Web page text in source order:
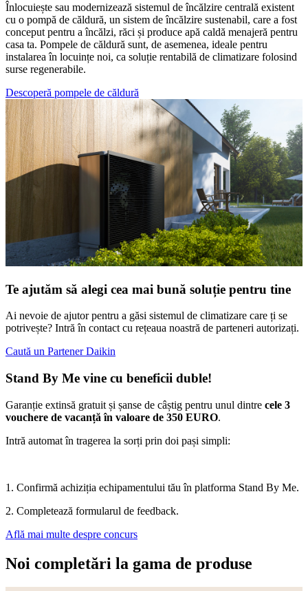
Înlocuiește sau modernizează sistemul de încălzire centrală existent
cu o pompă de căldură, un sistem de încălzire sustenabil, care a fost
conceput pentru a încălzi, răci și produce apă caldă menajeră pentru
casa ta. Pompele de căldură sunt, de asemenea, ideale pentru
instalarea în locuințe noi, ca soluție rentabilă de climatizare folosind
surse regenerabile.
Descoperă pompele de căldură
Te ajutăm să alegi cea mai bună soluție pentru tine
Ai nevoie de ajutor pentru a găsi sistemul de climatizare care ți se
potrivește? Intră în contact cu rețeaua noastră de parteneri autorizați.
Caută un Partener Daikin
Stand By Me vine cu beneficii duble!
Garanție extinsă gratuit și șanse de câștig pentru unul dintre cele 3
vouchere de vacanță în valoare de 350 EURO.
Intră automat în tragerea la sorți prin doi pași simpli:
1. Confirmă achiziția echipamentului tău în platforma Stand By Me.
2. Completează formularul de feedback.
Află mai multe despre concurs
Noi completări la gama de produse